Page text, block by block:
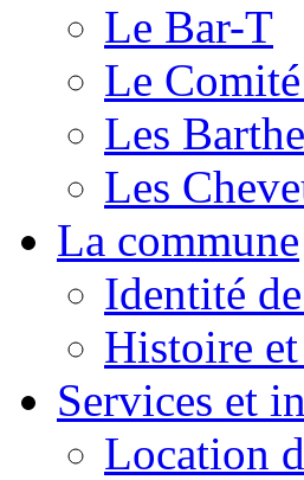
Le Bar-T
Le
Les
Les
La commune
Identité
Histoire
Services et
Location